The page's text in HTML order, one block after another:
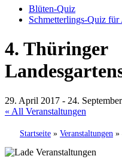
Blüten-Quiz
Schmetterlings-Quiz für
4. Thüringer
29. April 2017 - 24.
« All Veranstaltungen
Startseite » Veranstaltungen »